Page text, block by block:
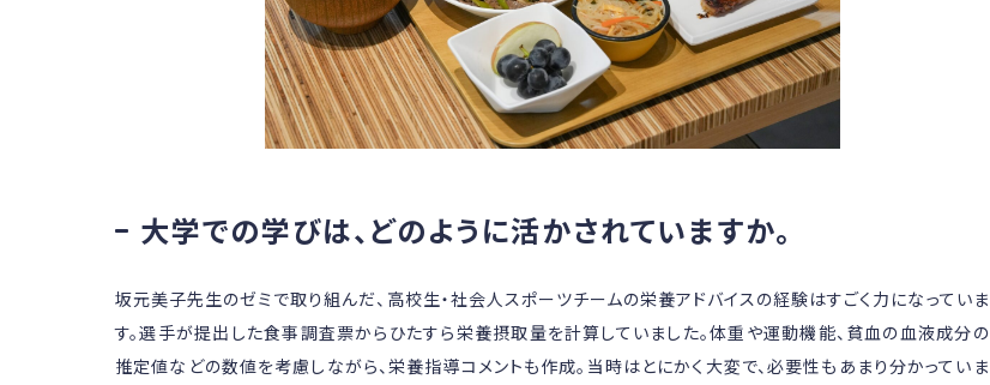
大学での学びは、どのように活かされていますか。
坂元美子先生のゼミで取り組んだ、高校生・社会人スポーツチームの栄養アドバイスの経験はすごく力になっていま
す。選手が提出した食事調査票からひたすら栄養摂取量を計算していました。体重や運動機能、貧血の血液成分の
推定値などの数値を考慮しながら、栄養指導コメントも作成。当時はとにかく大変で、必要性もあまり分かっていま